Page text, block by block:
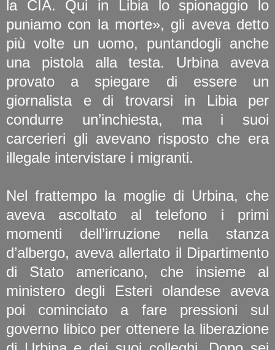
la CIA. Qui in Libia lo spionaggio lo
puniamo con la morte», gli aveva detto
più volte un uomo, puntandogli anche
una pistola alla testa. Urbina aveva
provato a spiegare di essere un
giornalista e di trovarsi in Libia per
condurre un’inchiesta, ma i suoi
carcerieri gli avevano risposto che era
illegale intervistare i migranti.
Nel frattempo la moglie di Urbina, che
aveva ascoltato al telefono i primi
momenti dell’irruzione nella stanza
d’albergo, aveva allertato il Dipartimento
di Stato americano, che insieme al
ministero degli Esteri olandese aveva
poi cominciato a fare pressioni sul
governo libico per ottenere la liberazione